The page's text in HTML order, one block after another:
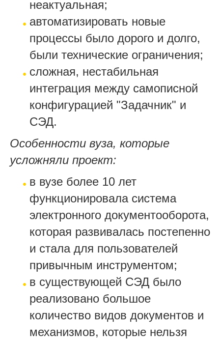
неактуальная;
автоматизировать новые
процессы было дорого и долго,
были технические ограничения;
сложная, нестабильная
интеграция между самописной
конфигурацией "Задачник" и
СЭД.
Особенности вуза, которые
усложняли проект:
в вузе более 10 лет
функционировала система
электронного документооборота,
которая развивалась постепенно
и стала для пользователей
привычным инструментом;
в существующей СЭД было
реализовано большое
количество видов документов и
механизмов, которые нельзя